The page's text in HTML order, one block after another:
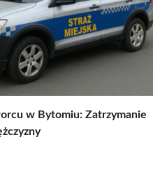
w Bytomiu: Zatrzymanie